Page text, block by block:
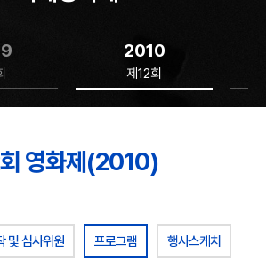
2010
제12회
영화제(2010)
및 심사위원 프로그램 행사스케치